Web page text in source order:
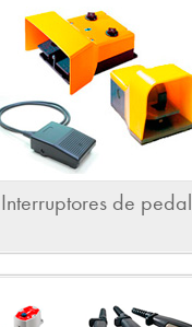
Interruptores de pedal